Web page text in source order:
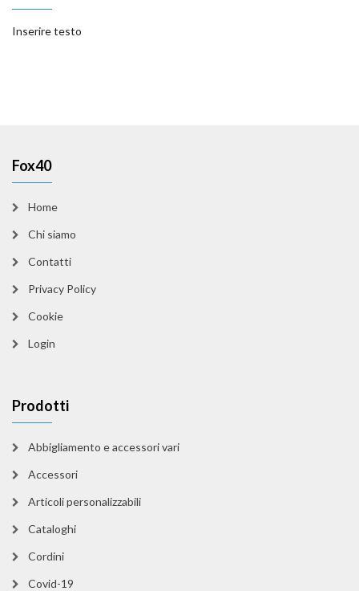
Inserire testo
Fox40
Home
Chi siamo
Contatti
Privacy Policy
Cookie
Login
Prodotti
Abbigliamento e accessori vari
Accessori
Articoli personalizzabili
Cataloghi
Cordini
Covid-19